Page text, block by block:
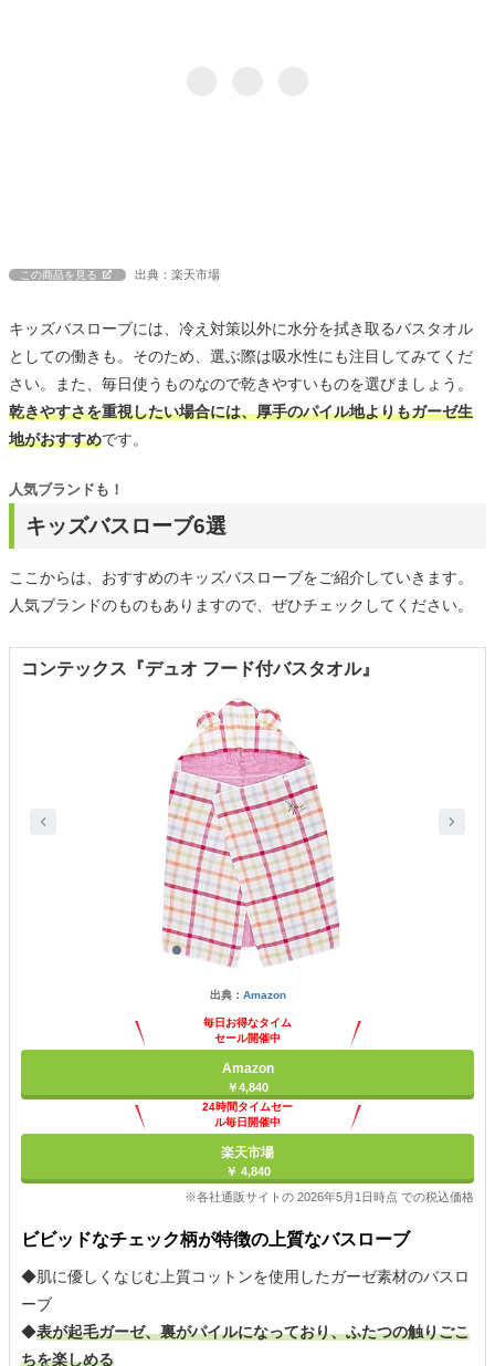
この商品を見る 出典：楽天市場
キッズバスローブには、冷え対策以外に水分を拭き取るバスタオル
としての働きも。そのため、選ぶ際は吸水性にも注目してみてくだ
さい。また、毎日使うものなので乾きやすいものを選びましょう。
乾きやすさを重視したい場合には、厚手のパイル地よりもガーゼ生
地がおすすめです。
キッズバスローブ6選
人気ブランドも！
ここからは、おすすめのキッズバスローブをご紹介していきます。
人気ブランドのものもありますので、ぜひチェックしてください。
コンテックス『デュオ フード付バスタオル』
出典： Amazon
毎日お得なタイム
セール開催中
Amazon
￥4,840
24時間タイムセー
ル毎日開催中
楽天市場
￥ 4,840
※各社通販サイトの 2026年5月1日時点 での税込価格
ビビッドなチェック柄が特徴の上質なバスローブ
◆肌に優しくなじむ上質コットンを使用したガーゼ素材のバスロ
ーブ
◆表が起毛ガーゼ、裏がパイルになっており、ふたつの触りごこ
ちを楽しめる